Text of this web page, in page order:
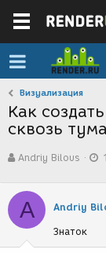
Визуализация
Как
сквозь
в
о
р
т
е
м
Andriy Bilous
с
A Andriy
Знаток